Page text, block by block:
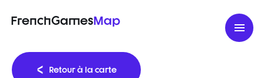
FrenchGamesMap
Retour à la carte